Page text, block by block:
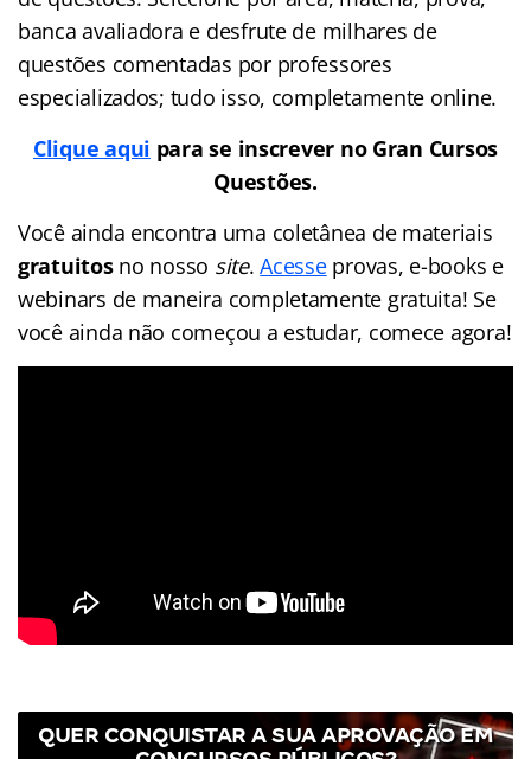
banca avaliadora e desfrute de milhares de
questões comentadas por professores
especializados; tudo isso, completamente online.
Clique aqui para se inscrever no Gran Cursos
Questões.
Você ainda encontra uma coletânea de materiais
gratuitosno nosso site.Acesseprovas, e-books e
webinars de maneira completamente gratuita! Se
você ainda não começou a estudar, comece agora!
QUER CONQUISTAR A SUA APROVAÇÃO EM